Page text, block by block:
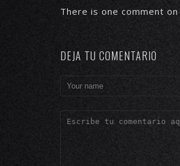
There is one comment on
DEJA TU COMENTARIO